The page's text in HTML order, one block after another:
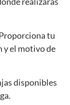
tu
y el motivo de
disponibles